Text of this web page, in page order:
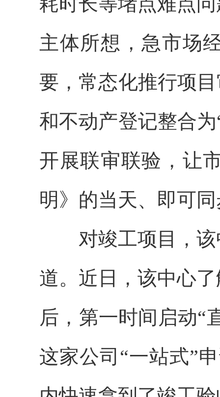
主体所想，急市场
要，常态化推行项
和不动产登记整合
开展联审联验，让
明》的当天、即可
对竣工项目，该
道。近日，该中心
后，第一时间启动“
这家公司“一站式”